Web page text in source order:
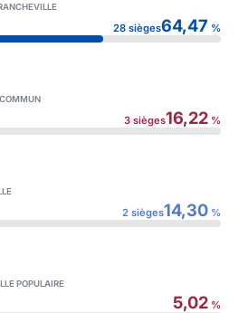
28 sièges64,47 %
3 sièges16,22%
2 sièges14,30%
POPULAIRE
5,02%